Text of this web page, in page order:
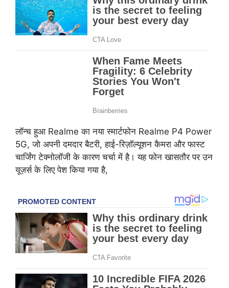
लॉन्च हुआ Realme का नया स्मार्टफोन Realme P4 Power
5G, जो अपनी दमदार बैटरी, हाई-रिज़ॉल्यूशन कैमरा और फास्ट
चार्जिंग टेक्नोलॉजी के कारण चर्चा में है। यह फोन खासतौर पर उन
यूज़र्स के लिए पेश किया गया है,